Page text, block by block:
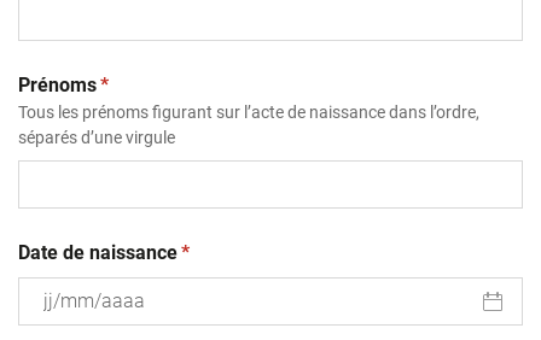
Prénoms(obligatoire)
*
Tous les prénoms figurant sur l’acte de naissance dans l’ordre,
séparés d’une virgule
Date de naissance(obligatoire)
*